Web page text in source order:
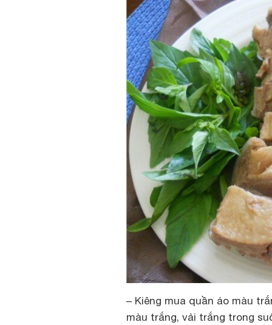
– Kiêng mua quần áo màu
màu trắng, vải trắng trong